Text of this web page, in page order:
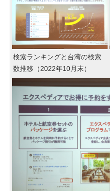
検索ランキングと台湾の検索
数推移（2022年10月末）